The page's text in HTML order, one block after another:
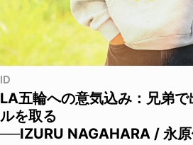
ID
LA五輪への意気込み：兄弟
ルを取る
──IZURU NAGAHARA / 永